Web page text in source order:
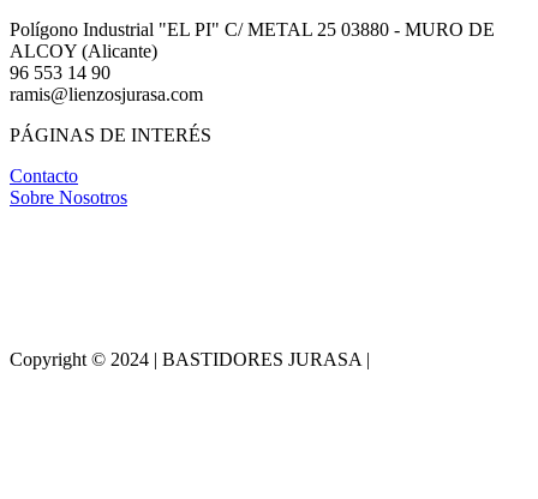
Polígono Industrial "EL PI" C/ METAL 25 03880 - MURO DE
ALCOY (Alicante)
96 553 14 90
ramis@lienzosjurasa.com
PÁGINAS DE INTERÉS
Contacto
Sobre Nosotros
Copyright © 2024 | BASTIDORES JURASA |